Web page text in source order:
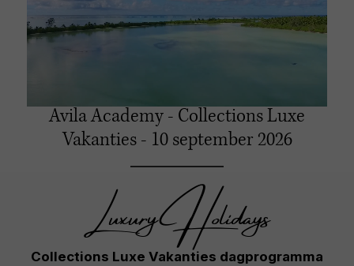
Avila Academy - Collections Luxe
Vakanties - 10 september 2026
Luxury Holidays
Collections Luxe Vakanties dagprogramma